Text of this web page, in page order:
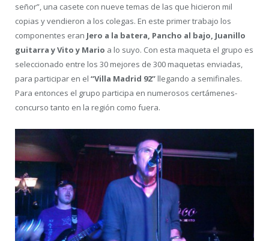
señor”, una casete con nueve temas de las que hicieron mil
copias y vendieron a los colegas. En este primer trabajo los
componentes eran Jero a la batera, Pancho al bajo, Juanillo
guitarra y Vito y Mario a lo suyo. Con esta maqueta el grupo es
seleccionado entre los 30 mejores de 300 maquetas enviadas,
para participar en el “Villa Madrid 92” llegando a semifinales.
Para entonces el grupo participa en numerosos certámenes-
concurso tanto en la región como fuera.